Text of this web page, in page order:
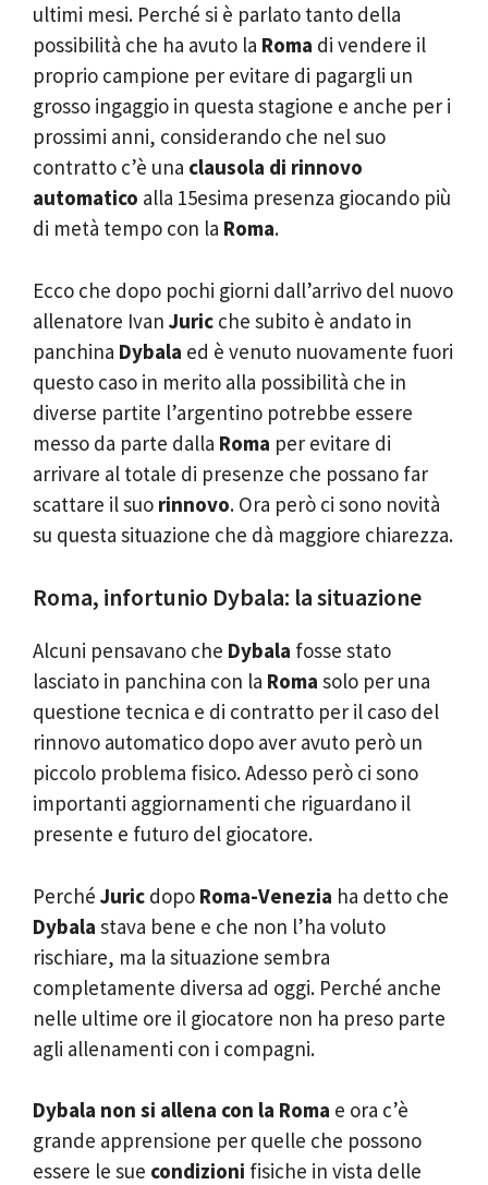
ultimi mesi. Perché si è parlato tanto della
possibilità che ha avuto la Roma di vendere il
proprio campione per evitare di pagargli un
grosso ingaggio in questa stagione e anche per i
prossimi anni, considerando che nel suo
contratto c’è una clausola di rinnovo
automatico alla 15esima presenza giocando più
di metà tempo con la Roma.
Ecco che dopo pochi giorni dall’arrivo del nuovo
allenatore Ivan Juric che subito è andato in
panchina Dybala ed è venuto nuovamente fuori
questo caso in merito alla possibilità che in
diverse partite l’argentino potrebbe essere
messo da parte dalla Roma per evitare di
arrivare al totale di presenze che possano far
scattare il suo rinnovo. Ora però ci sono novità
su questa situazione che dà maggiore chiarezza.
Roma, infortunio Dybala: la situazione
Alcuni pensavano che Dybala fosse stato
lasciato in panchina con la Roma solo per una
questione tecnica e di contratto per il caso del
rinnovo automatico dopo aver avuto però un
piccolo problema fisico. Adesso però ci sono
importanti aggiornamenti che riguardano il
presente e futuro del giocatore.
Perché Juric dopo Roma-Venezia ha detto che
Dybala stava bene e che non l’ha voluto
rischiare, ma la situazione sembra
completamente diversa ad oggi. Perché anche
nelle ultime ore il giocatore non ha preso parte
agli allenamenti con i compagni.
Dybala non si allena con la Roma e ora c’è
grande apprensione per quelle che possono
essere le sue condizioni fisiche in vista delle